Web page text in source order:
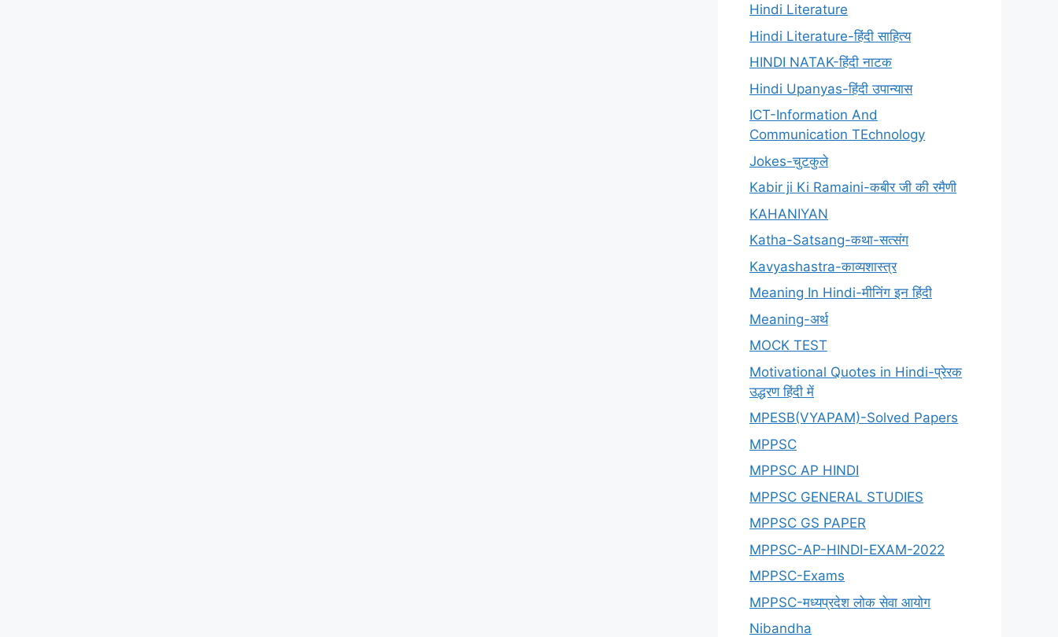
Hindi Literature
Hindi Literature-हिंदी साहित्य
HINDI NATAK-हिंदी नाटक
Hindi Upanyas-हिंदी उपान्यास
ICT-Information And
Communication TEchnology
Jokes-चुटकुले
Kabir ji Ki Ramaini-कबीर जी की रमैणी
KAHANIYAN
Katha-Satsang-कथा-सत्संग
Kavyashastra-काव्यशास्त्र
Meaning In Hindi-मीनिंग इन हिंदी
Meaning-अर्थ
MOCK TEST
Motivational Quotes in Hindi-प्रेरक
उद्धरण हिंदी में
MPESB(VYAPAM)-Solved Papers
MPPSC
MPPSC AP HINDI
MPPSC GENERAL STUDIES
MPPSC GS PAPER
MPPSC-AP-HINDI-EXAM-2022
MPPSC-Exams
MPPSC-मध्यप्रदेश लोक सेवा आयोग
Nibandha